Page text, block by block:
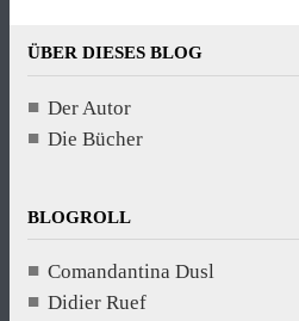
ÜBER DIESES BLOG
Der Autor
Die Bücher
BLOGROLL
Comandantina Dusl
Didier Ruef